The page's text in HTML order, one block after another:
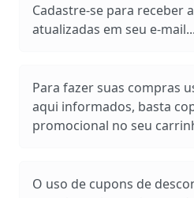
Cadastre-se para receber
atualizadas em seu e-mail...
Para fazer suas compras
aqui informados, basta
promocional no seu
O uso de cupons de